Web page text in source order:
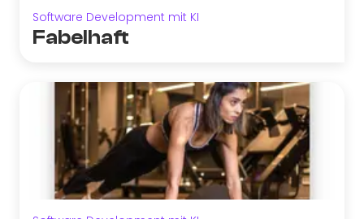
Software Development mit KI
Fabelhaft